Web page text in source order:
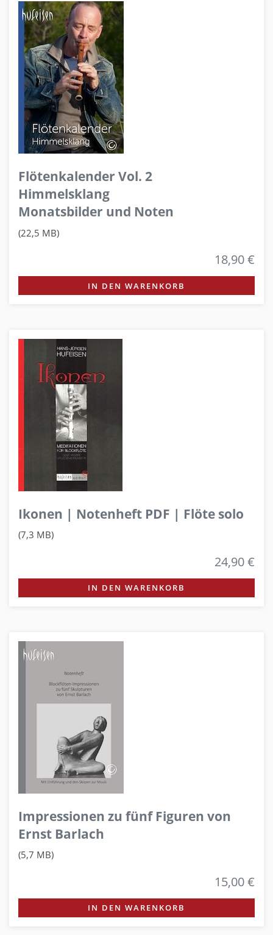
Flötenkalender Vol. 2
Himmelsklang
Monatsbilder und Noten
(22,5 MB)
18,90 €
IN DEN WARENKORB
Ikonen | Notenheft PDF | Flöte solo
(7,3 MB)
24,90 €
IN DEN WARENKORB
Impressionen zu fünf Figuren von
Ernst Barlach
(5,7 MB)
15,00 €
IN DEN WARENKORB